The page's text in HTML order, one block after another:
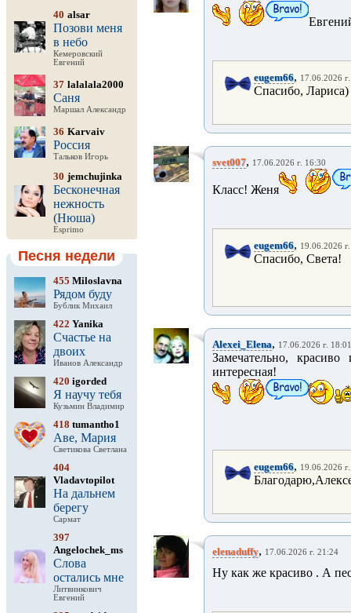
40 alsar
Позови меня
в небо
Кемеровский
Евгений
37 lalalala2000
Саня
Маршал Александр
36 Karvaiv
Россия
Тальков Игорь
30 jemchujinka
Бесконечная
нежность
(Нюша)
Esprimo
Песня недели
455 Miloslavna
Рядом буду
Бублик Михаил
422 Yanika
Счастье на
двоих
Иванов Александр
420 igorded
Я научу тебя
Кузьмин Владимир
418 tumantho1
Аве, Мария
Светикова Светлана
404
Vladavtopilot
На дальнем
берегу
Сармат
397
Angelochek_ms
Слова
остались мне
Литвинкович
Евгений
eugem66, 17.06.2026
Спасибо,
svet007, 17.06.2026 г. 16:30
Класс! Женя
eugem66, 19.06.2026
Спасибо, Света!
Alexei_Elena, 17.06.2026 г. 18:01
Замечательно,
интересная!
eugem66, 19.06.2026
elenaduffy, 17.06.2026 г. 21:24
Ну как же красиво . А